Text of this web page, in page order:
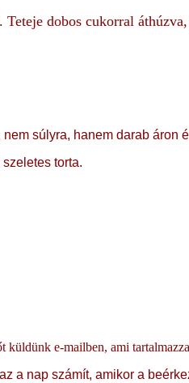
dobos cukorral
súlyra, hanem darab áron
torta.
e-mailben, ami
a nap számít, amikor a